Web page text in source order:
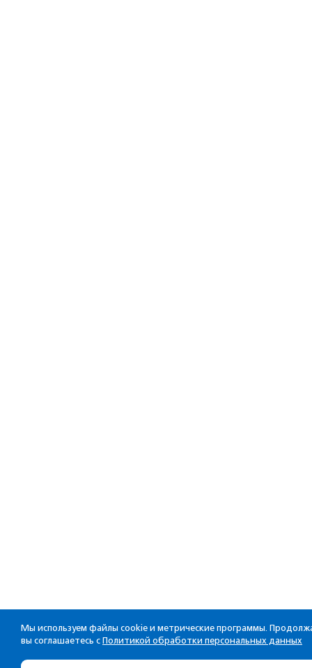
Мы используем файлы cookie и метрические программы.
вы соглашаетесь с Политикой обработки персональных данных